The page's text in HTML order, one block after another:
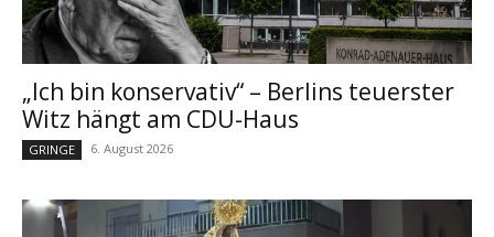
„Ich bin konservativ“ – Berlins teuerster
Witz hängt am CDU-Haus
GRINGE 6. August 2026